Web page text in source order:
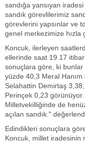
sandığa yansıyan
sandık görevlilerimiz
görevlerini yapsınlar ve
genel merkezimize hızla
Koncuk, ilerleyen
ellerinde saat 19.17
sonuçlara göre, ki
yüzde 40,3 Meral
Selahattin Demirtaş
Perinçek 0,23
Milletvekilliğinde de
açılan sandık."
Edindikleri sonuçlara
Koncuk, millet iradesinin